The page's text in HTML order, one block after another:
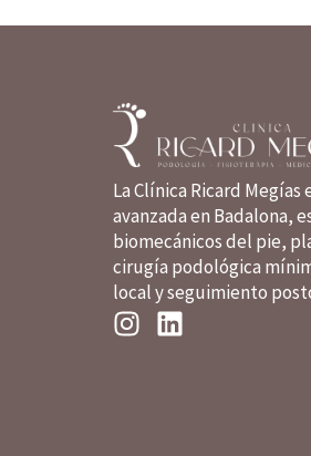
La Clínica Ricard
avanzada en Badalona,
biomecánicos del pie,
cirugía podológica
local y seguimiento